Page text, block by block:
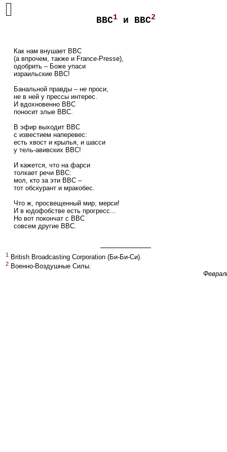
BBC1и ВВС2
    Как нам внушает
BBC
    (а впрочем, также и
France-Presse),
    одобрить – Боже упаси
    израильские ВВС!
    Банальной правды – не проси,
    не в ней у прессы интерес.
    И вдохновенно
BBC
    поносит злые ВВС.
    В эфир выходит
BBC
    с известием наперевес:
    есть хвост и крылья, и шасси
    у тель-авивских ВВС!
    И кажется, что на фарси
    толкает речи
BBC:
    мол, кто за эти ВВС –
    тот обскурант и мракобес.
    Что ж, просвещенный мир, мерси!
    И в юдофобстве есть прогресс...
    Но вот покончат с
BBC
    совсем другие ВВС.
1 British Broadcasting Corporation (Би-Би-Си).
2 Военно-Воздушные Силы.